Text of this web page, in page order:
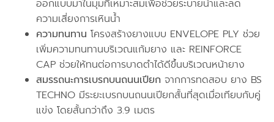
ออกแบบมาในมุมที่เหมาะสมเพื่อช่วยระบายน้ำและลด
ความเสี่ยงการเหินน้ำ
ความทนทาน โครงสร้างยางแบบ ENVELOPE PLY ช่วย
เพิ่มความทนทานบริเวณแก้มยาง และ REINFORCE
CAP ช่วยให้ทนต่อการบาดตำได้ดีขึ้นบริเวณหน้ายาง
สมรรถนะการเบรกบนถนนเปียก จากการทดสอบ ยาง BS
TECHNO มีระยะเบรกบนถนนเปียกสั้นที่สุดเมื่อเทียบกับคู่
แข่ง โดยสั้นกว่าถึง 3.9 เมตร